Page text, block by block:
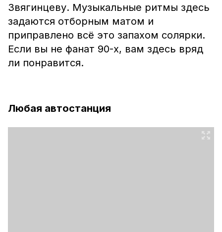
Звягинцеву. Музыкальные ритмы здесь
задаются отборным матом и
приправлено всё это запахом солярки.
Если вы не фанат 90-х, вам здесь вряд
ли понравится.
Любая автостанция